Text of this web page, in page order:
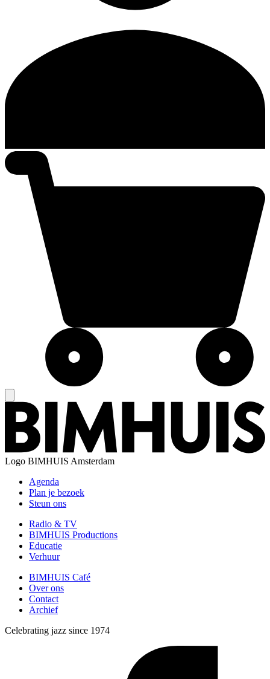
Logo BIMHUIS Amsterdam
Agenda
Plan je bezoek
Steun ons
Radio & TV
BIMHUIS Productions
Educatie
Verhuur
BIMHUIS Café
Over ons
Contact
Archief
Celebrating jazz since 1974